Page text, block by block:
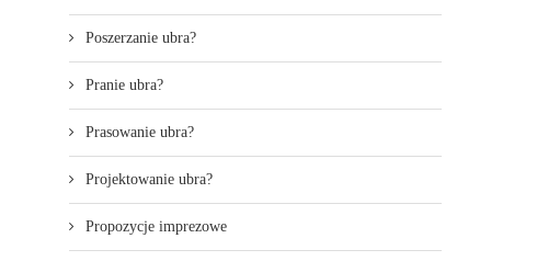
Poszerzanie ubra?
Pranie ubra?
Prasowanie ubra?
Projektowanie ubra?
Propozycje imprezowe